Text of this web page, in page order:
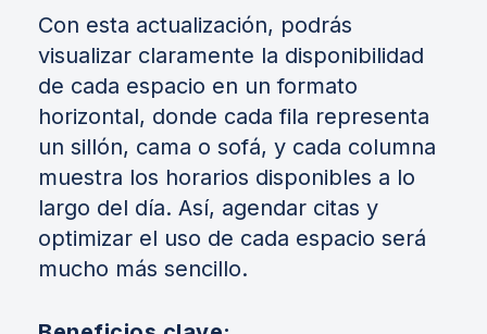
Con esta actualización, podrás
visualizar claramente la disponibilidad
de cada espacio en un formato
horizontal, donde cada fila representa
un sillón, cama o sofá, y cada columna
muestra los horarios disponibles a lo
largo del día. Así, agendar citas y
optimizar el uso de cada espacio será
mucho más sencillo.